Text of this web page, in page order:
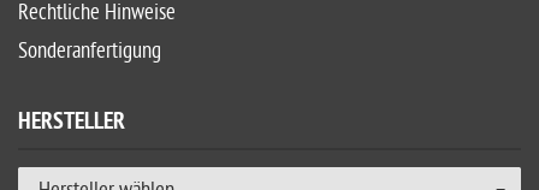
Rechtliche Hinweise
Sonderanfertigung
HERSTELLER